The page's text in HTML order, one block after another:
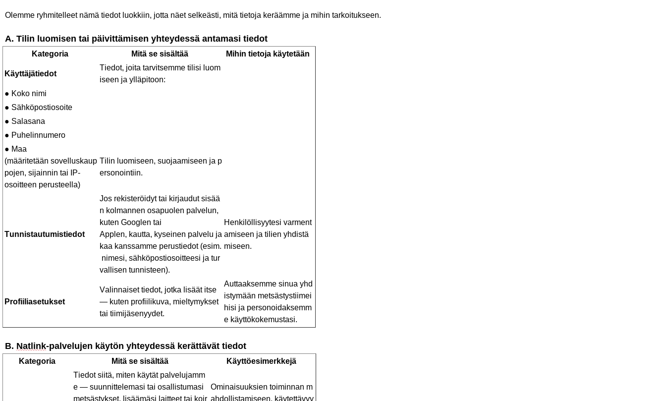
Olemme ryhmitelleet nämä tiedot luokkiin, jotta näet selkeästi, mitä tietoja keräämme ja mihin tarkoitukseen.
A. Tilin luomisen tai päivittämisen yhteydessä antamasi tiedot
Kategoria Mitä se sisältää Mihin tietoja käytetään
Käyttäjätiedot
Tiedot, joita tarvitsemme tilisi luom
iseen ja ylläpitoon:
● Koko nimi
● Sähköpostiosoite
● Salasana
● Puhelinnumero
● Maa
(määritetään sovelluskaup
pojen, sijainnin tai IP-
osoitteen perusteella)
Tilin luomiseen, suojaamiseen ja p
ersonointiin.
Tunnistautumistiedot
Jos rekisteröidyttai kirjaudut sisää
n kolmannen osapuolen palvelun,
kuten Googlen tai
Applen, kautta, kyseinen palvelu ja
kaa kanssamme perustiedot(esim.
nimesi, sähköpostiosoitteesi ja tur
vallisen tunnisteen).
Henkilöllisyytesi varment
amiseen ja tilien yhdistä
miseen.
Profiiliasetukset
Valinnaiset tiedot, jotka lisäät itse
— kuten profiilikuva, mieltymykset
tai tiimijäsenyydet.
Auttaaksemme sinua yhd
istymään metsästystiimei
hisi ja personoidaksemm
e käyttökokemustasi.
B. Natlink-palvelujen käytön yhteydessä kerättävät tiedot
Kategoria Mitä se sisältää Käyttöesimerkkejä
Tiedot siitä, miten käytät palvelujamm
e — suunnittelemasi tai osallistumasi
metsästykset, lisäämäsi laitteettai koir
Ominaisuuksien toiminnan m
ahdollistamiseen, käytettävyy